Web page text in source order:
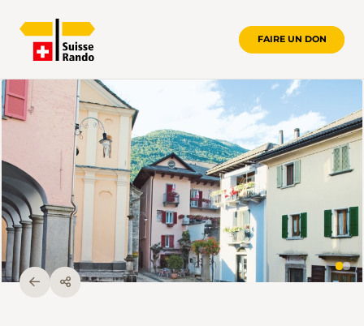
FAIRE UN DON